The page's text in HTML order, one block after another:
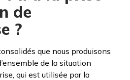
de
?
que nous produisons
de la situation
qui est utilisée par la